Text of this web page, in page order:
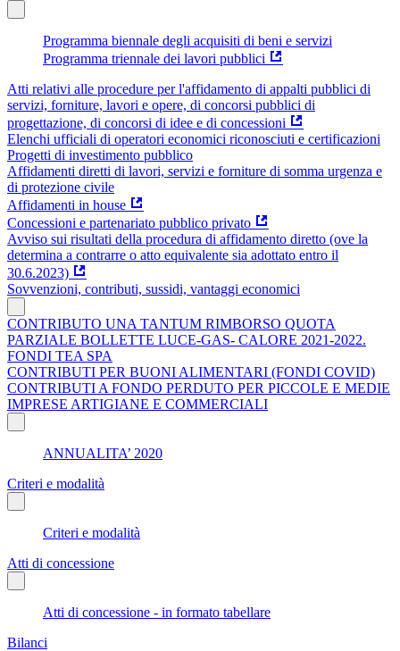
Programma biennale degli acquisiti di beni e servizi
Programma triennale dei lavori pubblici
Atti relativi alle procedure per l'affidamento di appalti pubblici di
servizi, forniture, lavori e opere, di concorsi pubblici di
progettazione, di concorsi di idee e di concessioni
Elenchi ufficiali di operatori economici riconosciuti e certificazioni
Progetti di investimento pubblico
Affidamenti diretti di lavori, servizi e forniture di somma urgenza e
di protezione civile
Affidamenti in house
Concessioni e partenariato pubblico privato
Avviso sui risultati della procedura di affidamento diretto (ove la
determina a contrarre o atto equivalente sia adottato entro il
30.6.2023)
Sovvenzioni, contributi, sussidi, vantaggi economici
CONTRIBUTO UNA TANTUM RIMBORSO QUOTA
PARZIALE BOLLETTE LUCE-GAS- CALORE 2021-2022.
FONDI TEA SPA
CONTRIBUTI PER BUONI ALIMENTARI (FONDI COVID)
CONTRIBUTI A FONDO PERDUTO PER PICCOLE E MEDIE
IMPRESE ARTIGIANE E COMMERCIALI
ANNUALITA’ 2020
Criteri e modalità
Criteri e modalità
Atti di concessione
Atti di concessione - in formato tabellare
Bilanci